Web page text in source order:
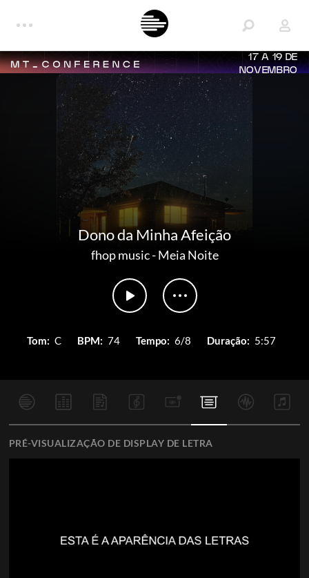
17 A 19 DE
NOVEMBRO
Dono da Minha Afeição
fhop music-Meia Noite
Tom: C BPM: 74 Tempo: 6/8 Duração: 5:57
PRÉ-VISUALIZAÇÃO DE DISPLAY DE LETRA